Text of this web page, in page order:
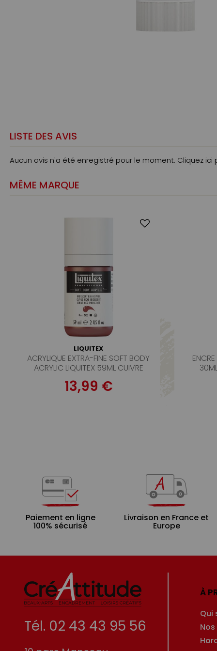
LISTE DES AVIS
Aucun avis n'a été enregistré pour le moment. Cliquez ici
MÊME MARQUE
LIQUITEX
ACRYLIQUE EXTRA-FINE SOFT BODY
ACRYLIC LIQUITEX 59ML CUIVRE
RICHE IRIDESCENT S2
13,99 €
Paiement en ligne
100% sécurisé
Livraison en France et
Europe
Tél. 02 43 43 95 56
À
Qui